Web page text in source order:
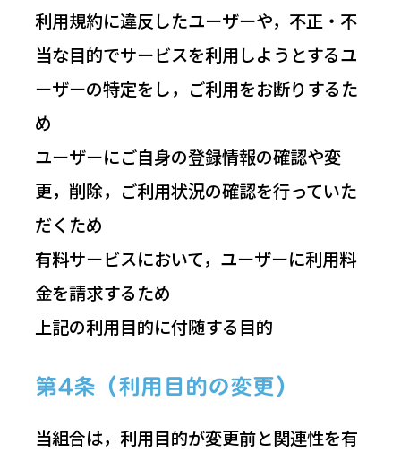
利用規約に違反したユーザーや，不正・不
当な目的でサービスを利用しようとするユ
ーザーの特定をし，ご利用をお断りするた
め
ユーザーにご自身の登録情報の確認や変
更，削除，ご利用状況の確認を行っていた
だくため
有料サービスにおいて，ユーザーに利用料
金を請求するため
上記の利用目的に付随する目的
第4条（利用目的の変更）
当組合は，利用目的が変更前と関連性を有